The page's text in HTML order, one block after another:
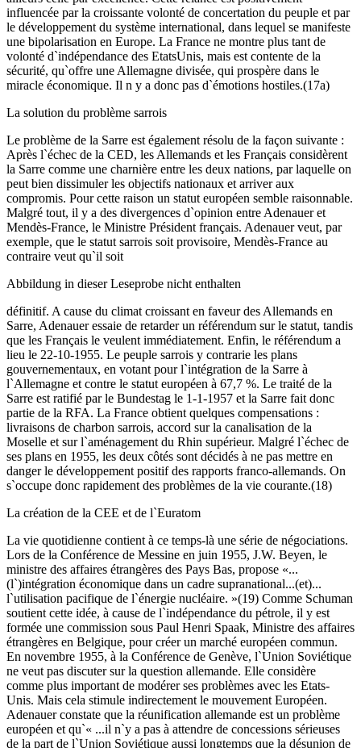
influencée par la croissante volonté de concertation du peuple et par
le développement du système international, dans lequel se manifeste
une bipolarisation en Europe. La France ne montre plus tant de
volonté d`indépendance des EtatsUnis, mais est contente de la
sécurité, qu`offre une Allemagne divisée, qui prospère dans le
miracle économique. Il n y a donc pas d`émotions hostiles.(17a)
La solution du problème sarrois
Le problème de la Sarre est également résolu de la façon suivante :
Après l`échec de la CED, les Allemands et les Français considèrent
la Sarre comme une charnière entre les deux nations, par laquelle on
peut bien dissimuler les objectifs nationaux et arriver aux
compromis. Pour cette raison un statut européen semble raisonnable.
Malgré tout, il y a des divergences d`opinion entre Adenauer et
Mendès-France, le Ministre Président français. Adenauer veut, par
exemple, que le statut sarrois soit provisoire, Mendès-France au
contraire veut qu`il soit
Abbildung in dieser Leseprobe nicht enthalten
définitif. A cause du climat croissant en faveur des Allemands en
Sarre, Adenauer essaie de retarder un référendum sur le statut, tandis
que les Français le veulent immédiatement. Enfin, le référendum a
lieu le 22-10-1955. Le peuple sarrois y contrarie les plans
gouvernementaux, en votant pour l`intégration de la Sarre à
l`Allemagne et contre le statut européen à 67,7 %. Le traité de la
Sarre est ratifié par le Bundestag le 1-1-1957 et la Sarre fait donc
partie de la RFA. La France obtient quelques compensations :
livraisons de charbon sarrois, accord sur la canalisation de la
Moselle et sur l`aménagement du Rhin supérieur. Malgré l`échec de
ses plans en 1955, les deux côtés sont décidés à ne pas mettre en
danger le développement positif des rapports franco-allemands. On
s`occupe donc rapidement des problèmes de la vie courante.(18)
La création de la CEE et de l`Euratom
La vie quotidienne contient à ce temps-là une série de négociations.
Lors de la Conférence de Messine en juin 1955, J.W. Beyen, le
ministre des affaires étrangères des Pays Bas, propose «...
(l`)intégration économique dans un cadre supranational...(et)...
l`utilisation pacifique de l`énergie nucléaire. »(19) Comme Schuman
soutient cette idée, à cause de l`indépendance du pétrole, il y est
formée une commission sous Paul Henri Spaak, Ministre des affaires
étrangères en Belgique, pour créer un marché européen commun.
En novembre 1955, à la Conférence de Genève, l`Union Soviétique
ne veut pas discuter sur la question allemande. Elle considère
comme plus important de modérer ses problèmes avec les Etats-
Unis. Mais cela stimule indirectement le mouvement Européen.
Adenauer constate que la réunification allemande est un problème
européen et qu`« ...il n`y a pas à attendre de concessions sérieuses
de la part de l`Union Soviétique aussi longtemps que la désunion de